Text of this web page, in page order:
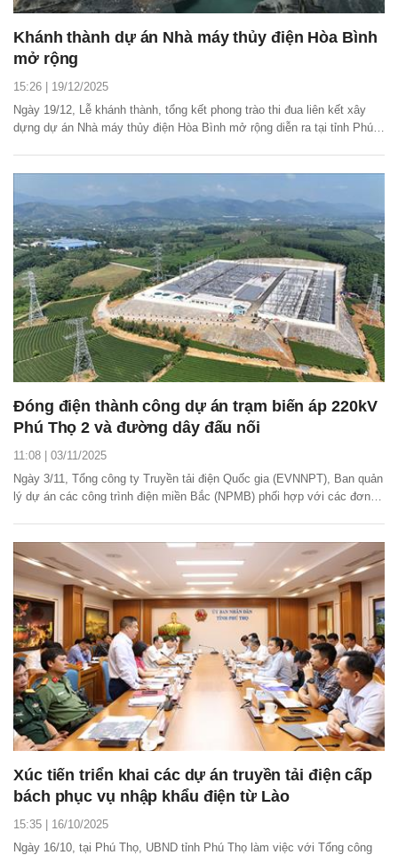
Khánh thành dự án Nhà máy thủy điện Hòa Bình
mở rộng
15:26 | 19/12/2025
Ngày 19/12, Lễ khánh thành, tổng kết phong trào thi đua liên kết xây
dựng dự án Nhà máy thủy điện Hòa Bình mở rộng diễn ra tại tỉnh Phú
Đóng điện thành công dự án trạm biến áp 220kV
Phú Thọ 2 và đường dây đấu nối
11:08 | 03/11/2025
Ngày 3/11, Tổng công ty Truyền tải điện Quốc gia (EVNNPT), Ban quản
lý dự án các công trình điện miền Bắc (NPMB) phối hợp với các đơn vị
Xúc tiến triển khai các dự án truyền tải điện cấp
bách phục vụ nhập khẩu điện từ Lào
15:35 | 16/10/2025
Ngày 16/10, tại Phú Thọ, UBND tỉnh Phú Thọ làm việc với Tổng công